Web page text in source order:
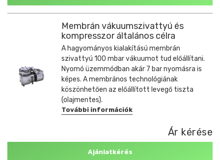
Membrán vákuumszivattyú és
kompresszor általános célra
A hagyományos kialakítású membrán
szivattyú 100 mbar vákuumot tud előállítani.
Nyomó üzemmódban akár 7 bar nyomásra is
képes. A membrános technológiának
köszönhetően az előállított levegő tiszta
(olajmentes).
További információk
Ár kérése
Ajánlatkérés